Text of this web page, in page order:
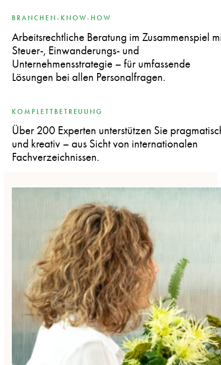
BRANCHEN-KNOW-HOW
Arbeitsrechtliche Beratung im Zusammenspiel
Steuer-, Einwanderungs- und
Unternehmensstrategie – für umfassende
Lösungen bei allen Personalfragen.
KOMPLETTBETREUUNG
Über 200 Experten unterstützen Sie
und kreativ – aus Sicht von internationalen
Fachverzeichnissen.